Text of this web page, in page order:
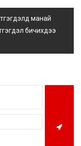
манай
бичихдээ